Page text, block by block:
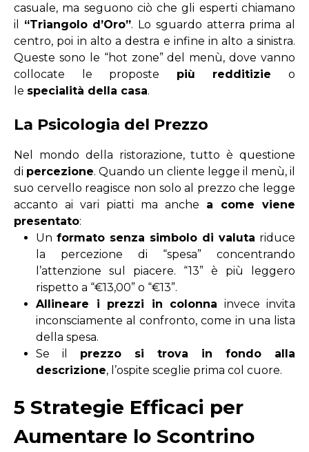
casuale, ma seguono ciò che gli esperti chiamano
il
“Triangolo d’Oro”. Lo sguardo atterra prima al
centro, poi in alto a destra e infine in alto a sinistra.
Queste sono le “hot zone” del menù, dove vanno
collocate le
proposte più redditizie o
le specialità della casa.
La Psicologia del Prezzo
Nel mondo della ristorazione, tutto è questione
di percezione. Quando un cliente legge il menù, il
suo cervello reagisce non solo al
prezzo che legge
accanto ai vari piatti ma anche a come viene
presentato:
Un formato senza simbolo di valuta riduce
la percezione di “spesa” concentrando
l’attenzione sul piacere. “13” è più leggero
rispetto a “€13,00” o “€13”.
Allineare i prezzi in colonna invece invita
inconsciamente al confronto, come in una lista
della spesa.
Se il
prezzo si trova in fondo alla
descrizione, l’ospite sceglie prima col cuore.
5 Strategie Efficaci per
Aumentare lo Scontrino